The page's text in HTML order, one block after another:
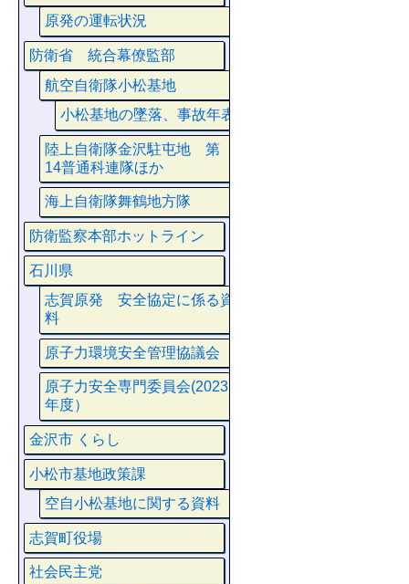
原発の運転状況
防衛省 統合幕僚監部
航空自衛隊小松基地
小松基地の墜落、事故年表
陸上自衛隊金沢駐屯地 第
14普通科連隊ほか
海上自衛隊舞鶴地方隊
防衛監察本部ホットライン
石川県
志賀原発 安全協定に係る資
料
原子力環境安全管理協議会
原子力安全専門委員会(2023
年度）
金沢市 くらし
小松市基地政策課
空自小松基地に関する資料
志賀町役場
社会民主党